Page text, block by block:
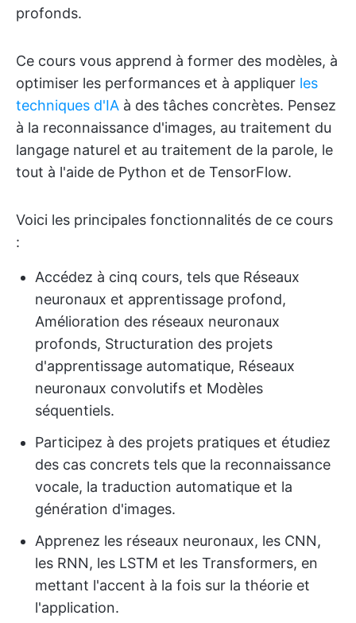
profonds.
Ce cours vous apprend à former des modèles, à
optimiser les performances et à appliquer les
techniques d'IA à des tâches concrètes. Pensez
à la reconnaissance d'images, au traitement du
langage naturel et au traitement de la parole, le
tout à l'aide de Python et de TensorFlow.
Voici les principales fonctionnalités de ce cours
:
Accédez à cinq cours, tels que Réseaux
neuronaux et apprentissage profond,
Amélioration des réseaux neuronaux
profonds, Structuration des projets
d'apprentissage automatique, Réseaux
neuronaux convolutifs et Modèles
séquentiels.
Participez à des projets pratiques et étudiez
des cas concrets tels que la reconnaissance
vocale, la traduction automatique et la
génération d'images.
Apprenez les réseaux neuronaux, les CNN,
les RNN, les LSTM et les Transformers, en
mettant l'accent à la fois sur la théorie et
l'application.